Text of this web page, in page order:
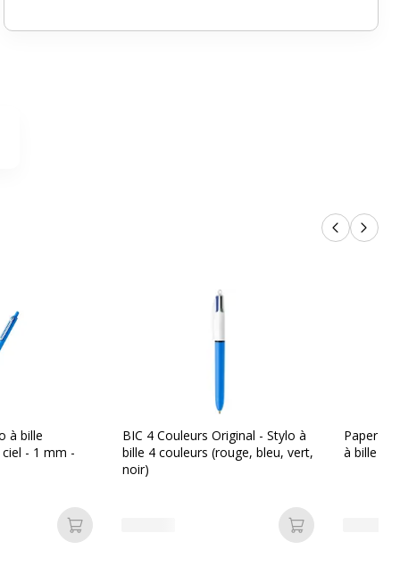
Produits
à bille
- 1 mm -
Ajouter au panier
BIC 4 Couleurs Original - Stylo à
bille 4 couleurs (rouge, bleu, vert,
noir)
Ajouter au
Paper
à bille -